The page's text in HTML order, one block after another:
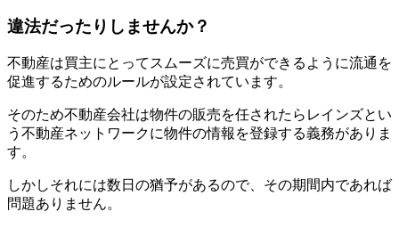
違法だったりしませんか？
不動産は買主にとってスムーズに売買ができるように流通を
促進するためのルールが設定されています。
そのため不動産会社は物件の販売を任されたらレインズとい
う不動産ネットワークに物件の情報を登録する義務がありま
す。
しかしそれには数日の猶予があるので、その期間内であれば
問題ありません。